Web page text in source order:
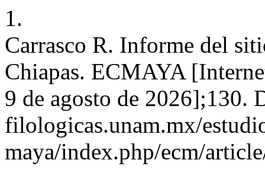
1.
Carrasco R. Informe del
Chiapas. ECMAYA
9 de agosto de 2026];130.
filologicas.unam.mx/
maya/index.php/ecm/